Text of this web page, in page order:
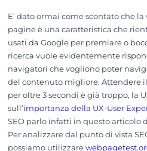
E’ dato ormai come scontato che
pagine è una caratteristica che
usati da Google per premiare o
ricerca vuole evidentemente
navigatori che vogliono poter
del contenuto migliore. Attendere
per oltre 3 secondi è già troppo, la
sull’importanza della UX-User
SEO parlo infatti in questo articolo
Per analizzare dal punto di vista
possiamo utilizzare